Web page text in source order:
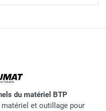
du matériel BTP
et outillage pour